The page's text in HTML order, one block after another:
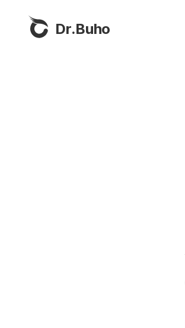
Dr.Buho